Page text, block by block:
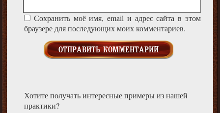
Сохранить моё имя, email и адрес сайта в этом
браузере для последующих моих комментариев.
Хотите получать интересные примеры из нашей
практики?